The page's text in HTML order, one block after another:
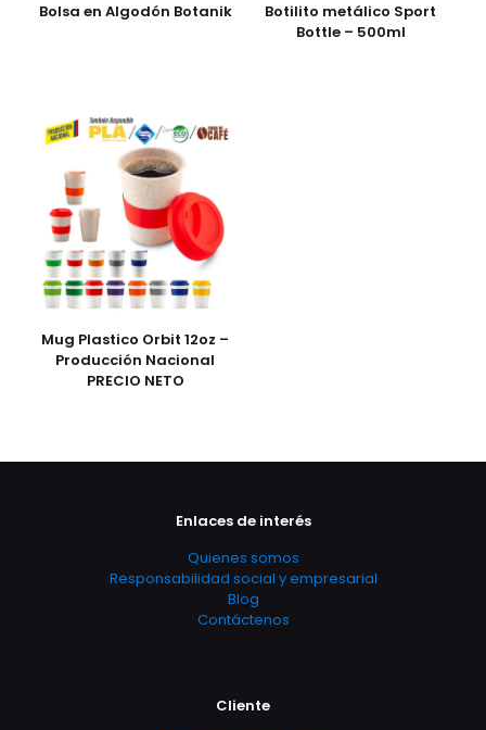
Bolsa en Algodón Botanik
Botilito metálico Sport
Bottle – 500ml
Mug Plastico Orbit 12oz –
Producción Nacional
PRECIO NETO
Enlaces de interés
Quienes somos
Responsabilidad social y empresarial
Blog
Contáctenos
Cliente